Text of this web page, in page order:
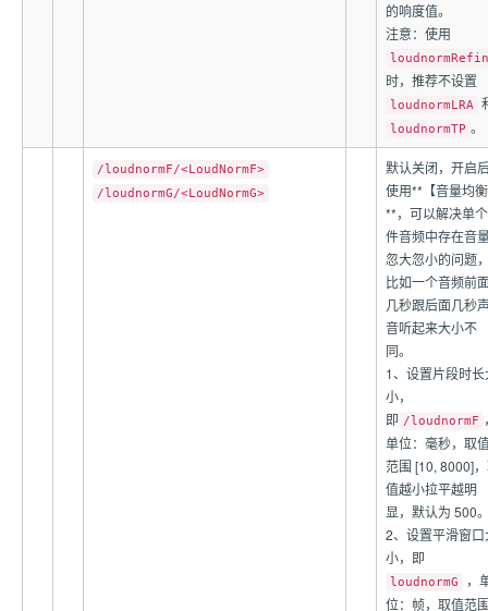
的响度值。
注意：使用
时，推荐不设置
loudnormLRA
loudnormTP 。
/loudnormF/<LoudNormF>
/loudnormG/<LoudNormG>
默认关闭，开启
使用**【音量均
**，可以解决单
件音频中存在音
忽大忽小的问题
比如一个音频前
几秒跟后面几秒
音听起来大小不
同。
1、设置片段时长
小，
即 /loudnormF
单位：毫秒，取
范围 [10, 8000]
值越小拉平越明
显，默认为 500
2、设置平滑窗口
小，即
loudnormG
，
位：帧，取值范